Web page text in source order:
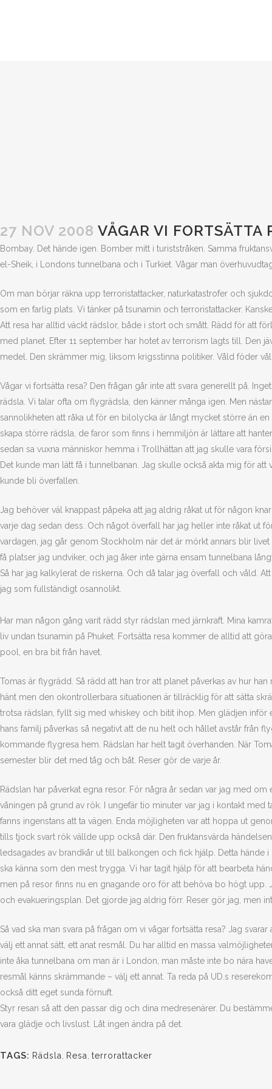
27 NOV 2008 VÅGAR VI FORTSÄTTA
Bombay. Det hände igen. Bomber mitt i turiststråken. Samma
el-Sheik, i Londons tunnelbana och i Turkiet. Vågar man
Om man börjar räkna upp terroristattacker, naturkatastrofer och
som en farlig plats. Vi tänker på tsunamin och terroristattacker.
Att resa har alltid väckt rädslor, både i stort och smått. Rädd för att
med planet. Efter 11 september har hotet av terrorism lagts till. Den
medel. Den skrämmer mig, liksom krigsstinna politiker. Våld föder
Vågar vi fortsätta resa? Den frågan går inte att svara generellt på.
rädsla. Vi talar ofta om flygrädsla, den känner många igen. Men
sannolikheten att råka ut för en bilolycka är långt mycket större än
skapa större rädsla, de faror som finns i hemmiljön är lättare att
sedan sa vuxna människor hemma i Trollhättan att jag skulle vara
Det kunde man lätt få i tunnelbanan. Jag skulle också akta mig för
kunde bli överfallen.
Jag behöver väl knappast påpeka att jag aldrig råkat ut för någon
varje dag sedan dess. Och något överfall har jag heller inte råkat ut
vardagen, jag går genom Stockholm när det är mörkt annars blir
få platser jag undviker, och jag åker inte gärna ensam tunnelbana
Så har jag kalkylerat de riskerna. Och då talar jag överfall och våld.
jag som fullständigt osannolikt.
Har man någon gång varit rädd styr rädslan med järnkraft. Mina
liv undan tsunamin på Phuket. Fortsätta resa kommer de alltid att
pool, en bra bit från havet.
Tomas är flygrädd. Så rädd att han tror att planet påverkas av hur
hänt men den okontrollerbara situationen är tillräcklig för att sätta
trotsa rädslan, fyllt sig med whiskey och bitit ihop. Men glädjen inför
hans familj påverkas så negativt att de nu helt och hållet avstår från
kommande flygresa hem. Rädslan har helt tagit överhanden. När
semester blir det med tåg och båt. Reser gör de varje år.
Rädslan har påverkat egna resor. För några år sedan var jag med
våningen på grund av rök. I ungefär tio minuter var jag i kontakt med
fanns ingenstans att ta vägen. Enda möjligheten var att hoppa ut
tills tjock svart rök vällde upp också där. Den fruktansvärda
ledsagades av brandkår ut till balkongen och fick hjälp. Detta hände
ska känna som den mest trygga. Vi har tagit hjälp för att bearbeta
men på resor finns nu en gnagande oro för att behöva bo högt upp.
och evakueringsplan. Det gjorde jag aldrig förr. Reser gör jag, men
Så vad ska man svara på frågan om vi vågar fortsätta resa? Jag
välj ett annat sätt, ett anat resmål. Du har alltid en massa
inte åka tunnelbana om man är i London, man måste inte bo nära
resmål känns skrämmande – välj ett annat. Ta reda på UD.s
också ditt eget sunda förnuft.
Styr resan så att den passar dig och dina medresenärer. Du
vara glädje och livslust. Låt ingen ändra på det.
TAGS: Rädsla Resa terrorattacker